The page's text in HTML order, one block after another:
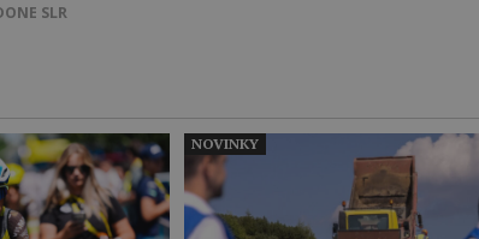
SLR
NOVINKY